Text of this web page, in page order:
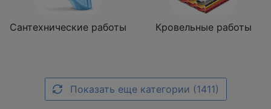
Сантехнические работы Кровельные работы
Показать еще категории (1411)